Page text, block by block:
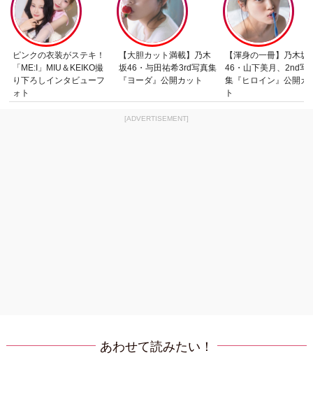
ピンクの衣装がステキ！
「ME:I」MIU＆KEIKO撮
り下ろしインタビューフ
ォト
【大胆カット満載】乃木
坂46・与田祐希3rd写真集
『ヨーダ』公開カット
【渾身の一冊】乃木坂
46・山下美月、2nd写
集『ヒロイン』公開カ
ト
[ADVERTISEMENT]
あわせて読みたい！